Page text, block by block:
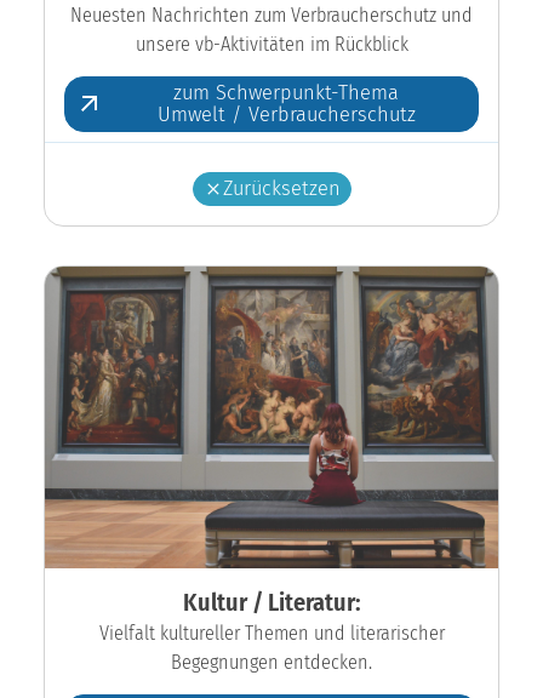
Neuesten Nachrichten zum Verbraucherschutz und
unsere vb-Aktivitäten im Rückblick
zum Schwerpunkt-Thema
Umwelt / Verbraucherschutz
Zurücksetzen
Kultur / Literatur:
Vielfalt kultureller Themen und literarischer
Begegnungen entdecken.